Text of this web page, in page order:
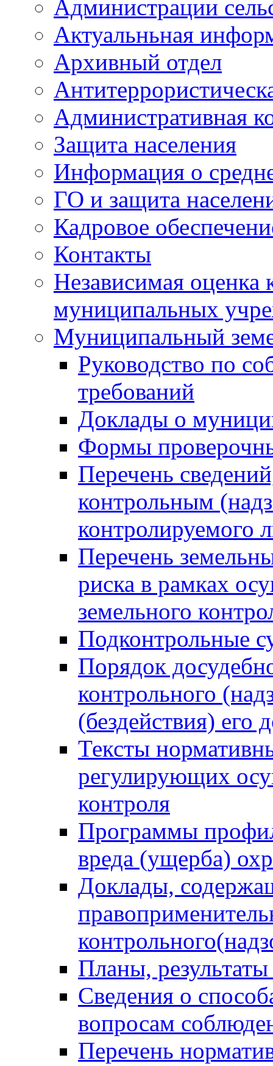
Администрации
Актуальньная
Архивный отдел
Административная
Защита населения
Информация о
ГО и защита
Кадровое
Контакты
Независимая оценка
муниципальных
Муниципальный
Руководство по
требований
Доклады о
Формы
Перечень
контрольным
контролируемого
Перечень
риска в рамках
земельного
Подконтрольные
Порядок
контрольного
(бездействия)
Тексты
регулирующих
контроля
Программы
вреда (ущерба)
Доклады,
Планы,
Сведения о
вопросам
Перечень